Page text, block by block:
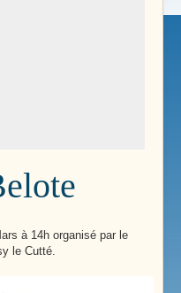
à 14h organisé par le
le Cutté.